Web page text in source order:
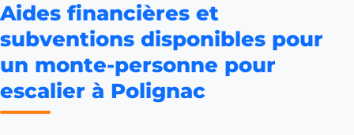
Aides financières et
subventions disponibles pour
un monte-personne pour
escalier à Polignac